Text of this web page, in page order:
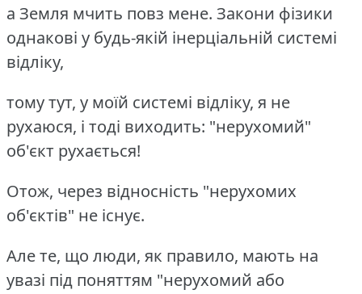
а Земля мчить повз мене. Закони фізики
однакові у будь-якій інерціальній системі
відліку,
тому тут, у моїй системі відліку, я не
рухаюся, і тоді виходить: "нерухомий"
об'єкт рухається!
Отож, через відносність "нерухомих
об'єктів" не існує.
Але те, що люди, як правило, мають на
увазі під поняттям "нерухомий або